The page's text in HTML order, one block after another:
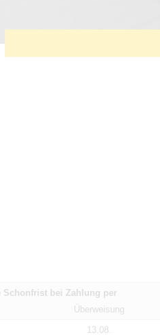
Schonfrist bei Zahlung per
Überweisung
13.08.